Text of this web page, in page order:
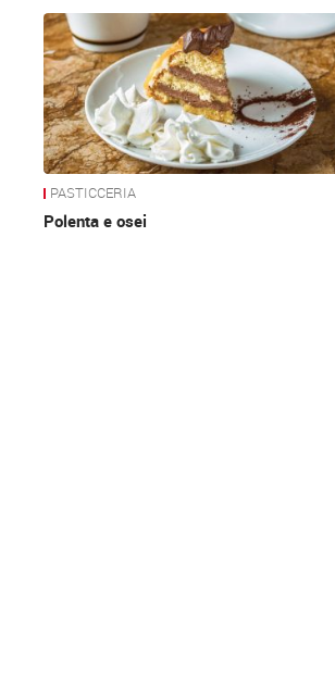
News
PASTICCERIA
Polenta e osei